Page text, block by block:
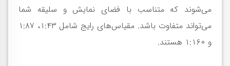
می‌شوند که متناسب با فضای نمایش و سلیقه شما
می‌تواند متفاوت باشد. مقیاس‌های رایج شامل ۱:۴۳، ۱:۸۷
و ۱:۱۶۰ هستند.